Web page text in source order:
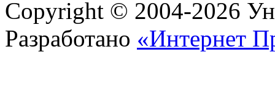
Copyright © 2004-2026
Разработано «Интернет